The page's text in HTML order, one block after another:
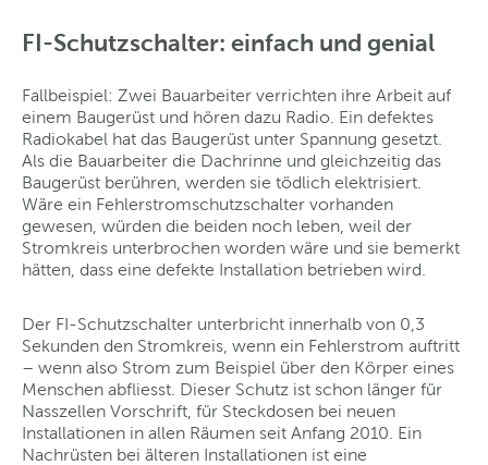
FI-Schutzschalter: einfach und genial
Fallbeispiel: Zwei Bauarbeiter verrichten ihre Arbeit auf
einem Baugerüst und hören dazu Radio. Ein defektes
Radiokabel hat das Baugerüst unter Spannung gesetzt.
Als die Bauarbeiter die Dachrinne und gleichzeitig das
Baugerüst berühren, werden sie tödlich elektrisiert.
Wäre ein Fehlerstromschutzschalter vorhanden
gewesen, würden die beiden noch leben, weil der
Stromkreis unterbrochen worden wäre und sie bemerkt
hätten, dass eine defekte Installation betrieben wird.
Der FI-Schutzschalter unterbricht innerhalb von 0,3
Sekunden den Stromkreis, wenn ein Fehlerstrom auftritt
– wenn also Strom zum Beispiel über den Körper eines
Menschen abfliesst. Dieser Schutz ist schon länger für
Nasszellen Vorschrift, für Steckdosen bei neuen
Installationen in allen Räumen seit Anfang 2010. Ein
Nachrüsten bei älteren Installationen ist eine